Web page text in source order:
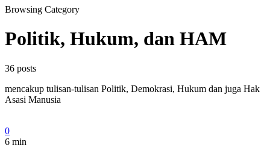
Browsing Category
Politik, Hukum, dan HAM
36 posts
mencakup tulisan-tulisan Politik, Demokrasi, Hukum dan juga Hak
Asasi Manusia
0
6 min